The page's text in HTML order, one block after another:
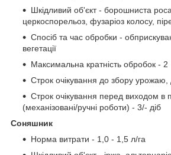
Шкідливий об'єкт - борошниста
церкоспорельоз, фузаріоз колосу,
Спосіб та час обробки -
вегетації
Максимальна кратність обробок - 2
Строк очікування до збору урожаю,
Строк очікування перед виходом в
(механізовані/ручні роботи) - 3/- діб
Соняшник
Норма витрати - 1,0 - 1,5 л/га